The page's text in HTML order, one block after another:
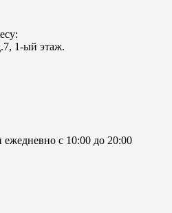
1-ый этаж.
ежедневно с 10:00 до 20:00